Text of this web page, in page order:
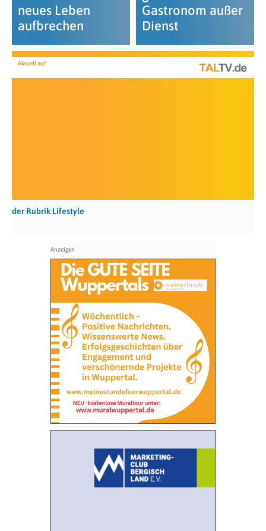
neues Leben
aufbrechen
Gastronom außer
Dienst
Aktuell auf
der Rubrik Lifestyle